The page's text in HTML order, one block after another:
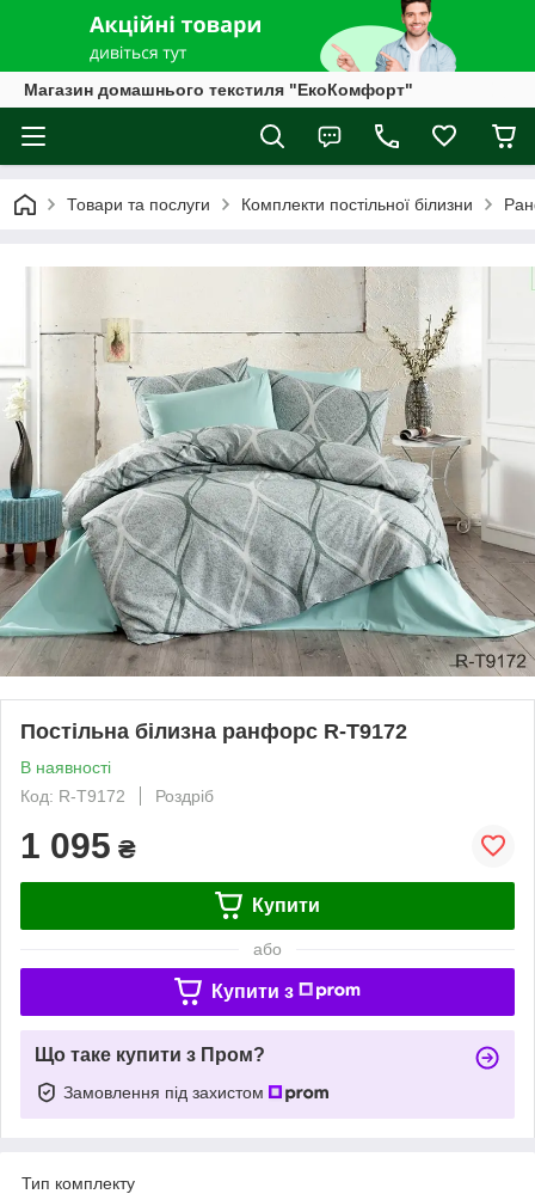
Магазин домашнього текстиля "ЕкоКомфорт"
Товари та послуги Комплекти постільної білизни
Постільна білизна ранфорс R-T9172
В наявності
Код: R-T9172
Роздріб
1 095 ₴
Купити
або
Купити з
Що таке купити з Пром?
Замовлення під захистом
Тип комплекту